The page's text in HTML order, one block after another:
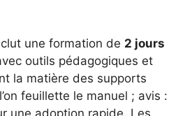
une formation de 2 jours
outils pédagogiques et
la matière des supports
feuillette le manuel ; avis :
une adoption rapide. Les